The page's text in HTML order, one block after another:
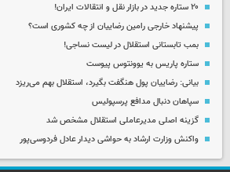
۲۰ ستاره جدید در بازار نقل و انتقالات ایران!
پیشنهاد خارجی رامین رضاییان از چه کشوری است؟
بمب تابستانی استقلال در لیست نساجی!
ستاره پاریس به یوونتوس پیوست
بیانی: رضاییان پول هنگفت بگیرد، استقلال بهم می‌ریزد
سپاهان دنبال مدافع پرسپولیس
گزینه اصلی مدیرعاملی استقلال مشخص شد
واکنش وزارت ارشاد به حواشی دیدار عادل فردوسی‌پور